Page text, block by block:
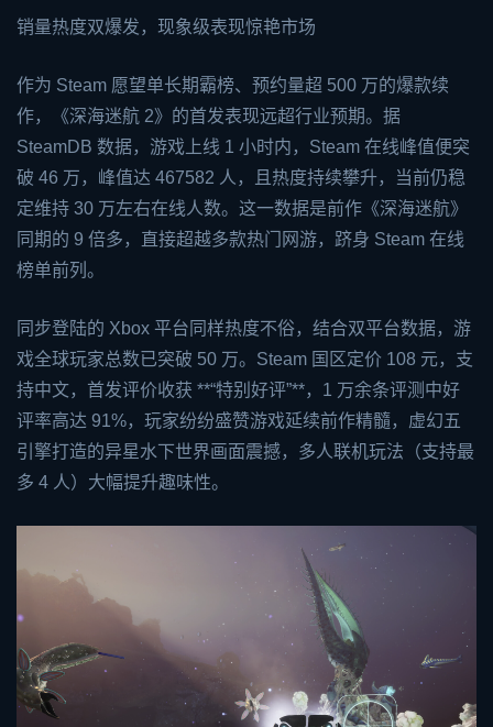
销量热度双爆发，现象级表现惊艳市场
作为 Steam 愿望单长期霸榜、预约量超 500 万的爆款续
作，《深海迷航 2》的首发表现远超行业预期。据
SteamDB 数据，游戏上线 1 小时内，Steam 在线峰值便突
破 46 万，峰值达 467582 人，且热度持续攀升，当前仍稳
定维持 30 万左右在线人数。这一数据是前作《深海迷航》
同期的 9 倍多，直接超越多款热门网游，跻身 Steam 在线
榜单前列。
同步登陆的 Xbox 平台同样热度不俗，结合双平台数据，游
戏全球玩家总数已突破 50 万。Steam 国区定价 108 元，支
持中文，首发评价收获 **“特别好评”**，1 万余条评测中好
评率高达 91%，玩家纷纷盛赞游戏延续前作精髓，虚幻五
引擎打造的异星水下世界画面震撼，多人联机玩法（支持最
多 4 人）大幅提升趣味性。